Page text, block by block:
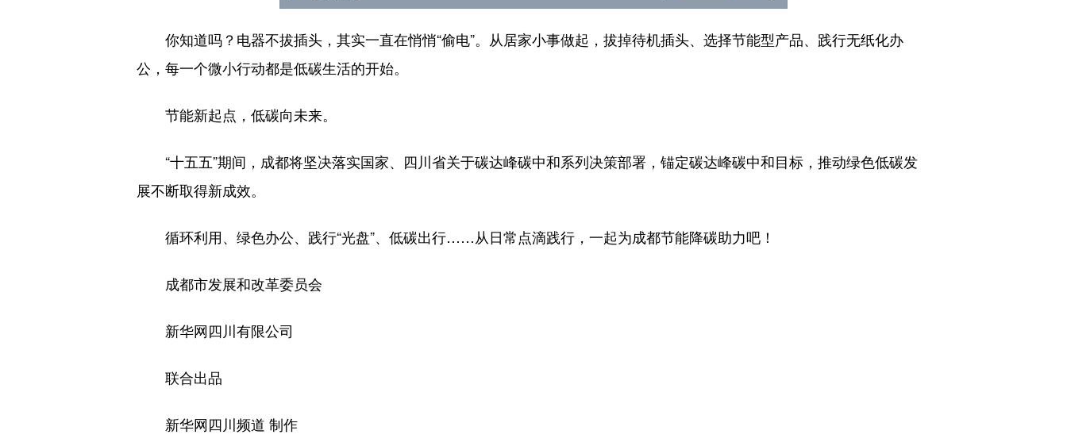
你知道吗？电器不拔插头，其实一直在悄悄“偷电”。从居家小事做起，拔掉待机插头、选择节能型产品、践行无纸化办
公，每一个微小行动都是低碳生活的开始。
节能新起点，低碳向未来。
“十五五”期间，成都将坚决落实国家、四川省关于碳达峰碳中和系列决策部署，锚定碳达峰碳中和目标，推动绿色低碳发
展不断取得新成效。
循环利用、绿色办公、践行“光盘”、低碳出行……从日常点滴践行，一起为成都节能降碳助力吧！
成都市发展和改革委员会
新华网四川有限公司
联合出品
新华网四川频道 制作